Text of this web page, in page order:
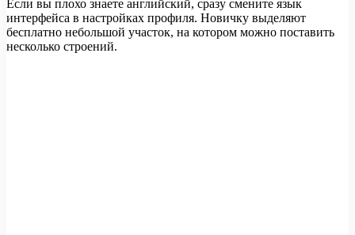
Если вы плохо знаете английский, сразу смените язык
интерфейса в настройках профиля. Новичку выделяют
бесплатно небольшой участок, на котором можно поставить
несколько строений.